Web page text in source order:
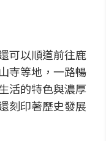
可以順道前往鹿
寺等地，一路暢
活的特色與濃厚
刻印著歷史發展